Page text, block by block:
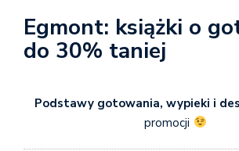
Egmont: książki o
do 30% taniej
Podstawy gotowania, wypieki i
promocji